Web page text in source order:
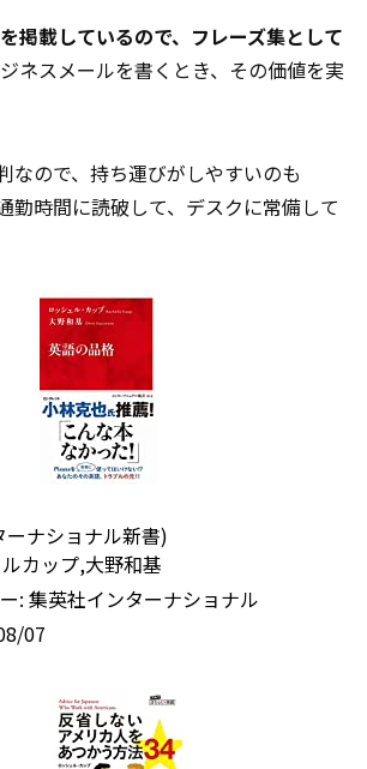
掲載しているので、フレーズ集として
ネスメールを書くとき、その価値を実
なので、持ち運びがしやすいのも
勤時間に読破して、デスクに常備して
ナショナル新書)
カップ,大野和基
: 集英社インターナショナル
07